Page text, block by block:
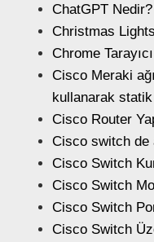
ChatGPT Nedir?
Christmas Lights
Chrome
Cisco Meraki
kullanarak statik
Cisco Router
Cisco switch de
Cisco Switch
Cisco Switch
Cisco Switch
Cisco Switch